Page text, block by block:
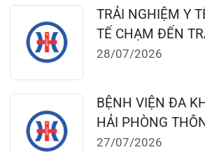
124 Nguyễn Đức Cảnh, Cát Dài Q Lê
Chân, Hải Phòng
0225-3955 888
0225-3951 115
dakhoaquocte.hih@gmail.com